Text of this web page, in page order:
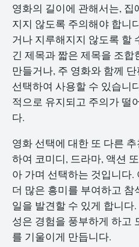
영화의 길이에 관해서는,
지지 않도록 주의해야 합니
거나 지루해지지 않도록 할
긴 제목과 짧은 제목을 조
만들거나, 주 영화와 함께
선택하여 사용할 수 있습니
적으로 유지되고 주의가 떨
다.
영화 선택에 대한 또 다른
하여 코미디, 드라마, 액션
아 가며 선택하는 것입니다.
더 많은 흥미를 부여하고
일을 발견할 수 있게 합니
성은 경험을 풍부하게 하고
를 기울이게 만듭니다.